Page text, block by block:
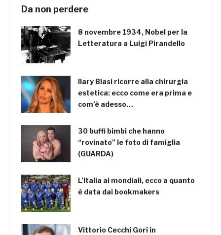
Da non perdere
8 novembre 1934, Nobel per la
Letteratura a Luigi Pirandello
Ilary Blasi ricorre alla chirurgia
estetica: ecco come era prima e
com’è adesso…
30 buffi bimbi che hanno
“rovinato” le foto di famiglia
(GUARDA)
L’Italia ai mondiali, ecco a quanto
è data dai bookmakers
Vittorio Cecchi Gori in